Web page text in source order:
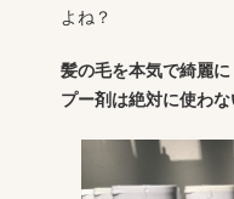
よね？
髪の毛を本気で綺麗
プー剤は絶対に使わな